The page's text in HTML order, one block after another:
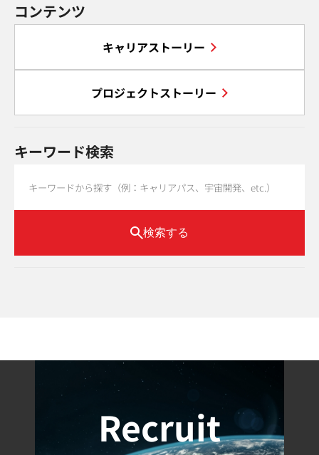
コンテンツ
キャリアストーリー
プロジェクトストーリー
キーワード検索
検索する
Recruit